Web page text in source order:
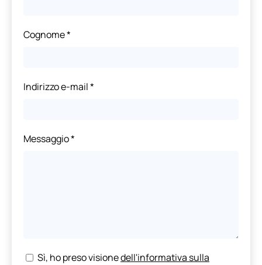
Cognome*
Indirizzo e-mail*
Messaggio*
Sì, ho preso visionedell'informativa sulla